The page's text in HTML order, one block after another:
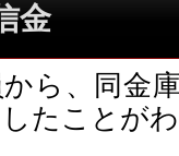
金
ら、同金
たことが